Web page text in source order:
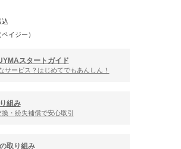
込
イジー）
スタートガイド
サービス？はじめてでもあんしん！
組み
・紛失補償で安心取引
取り組み